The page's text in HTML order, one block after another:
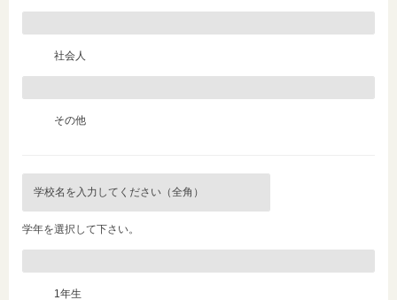
社会人
その他
学年を選択して下さい。
1年生